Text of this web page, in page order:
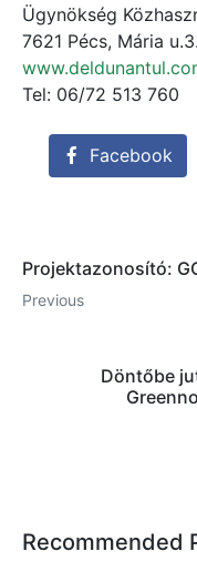
Ügynökség
7621 Pécs, Mária u.3.
Tel: 06/72 513 760
Facebook
Projektazonosító:
Previous
Döntőbe
Recommended